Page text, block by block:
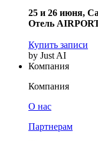
25 и 26 июня,
Отель
Купить записи
by Just AI
Компания
Компания
О нас
Партнерам